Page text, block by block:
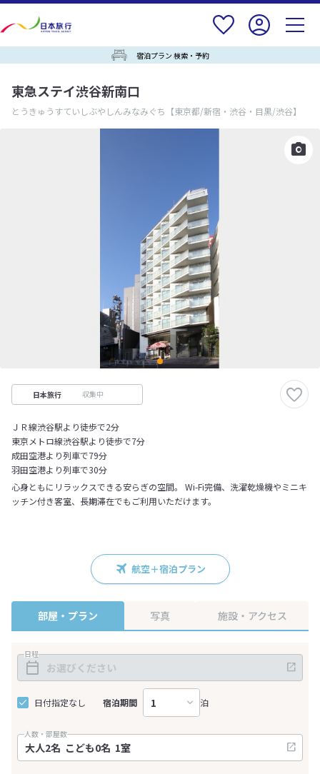
宿泊プラン 検索・予約
東急ステイ渋谷新南口
とうきゅうすていしぶやしんみなみぐち 【東京都/新宿・渋谷・目黒/渋谷】
日本旅行 収集中
ＪＲ線渋谷駅より徒歩で2分
東京メトロ線渋谷駅より徒歩で7分
成田空港より列車で79分
羽田空港より列車で30分
心身ともにリラックスできる安らぎの空間。 Wi-Fi完備、洗濯乾燥機やミニキ
ッチン付き客室、長期滞在でもご利用いただけます。
航空＋宿泊プラン
部屋・プラン 写真 施設・アクセス
日程
日付指定なし 宿泊期間 泊
人数・部屋数